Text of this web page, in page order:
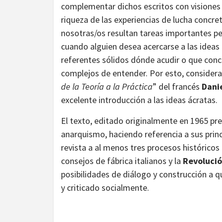
complementar dichos escritos con
riqueza de las experiencias de lucha
nosotras/os resultan tareas importantes
cuando alguien desea acercarse a las
referentes sólidos dónde acudir o que
complejos de entender. Por esto,
de la Teoría a la Práctica” del francés
excelente introducción a las ideas ácratas.
El texto, editado originalmente en 1965
anarquismo, haciendo referencia a sus
revista a al menos tres procesos
consejos de fábrica italianos y la
posibilidades de diálogo y construcción a
y criticado socialmente.